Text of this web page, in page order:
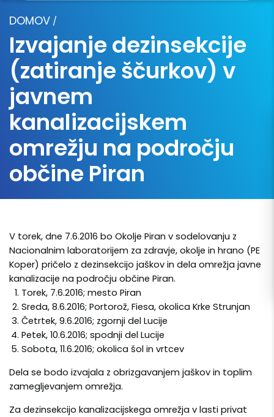
DOMOV /
Izvajanje dezinsekcije
(zatiranje ščurkov) v
javnem
kanalizacijskem
omrežju na področju
občine Piran
V torek, dne 7.6.2016 bo Okolje Piran v sodelovanju z
Nacionalnim laboratorijem za zdravje, okolje in hrano (PE
Koper) pričelo z dezinsekcijo jaškov in dela omrežja javne
kanalizacije na področju občine Piran.
Torek, 7.6.2016; mesto Piran
Sreda, 8.6.2016; Portorož, Fiesa, okolica Krke Strunjan
Četrtek, 9.6.2016; zgornji del Lucije
Petek, 10.6.2016; spodnji del Lucije
Sobota, 11.6.2016; okolica šol in vrtcev
Dela se bodo izvajala z obrizgavanjem jaškov in toplim
zamegljevanjem omrežja.
Za dezinsekcijo kanalizacijskega omrežja v lasti privat